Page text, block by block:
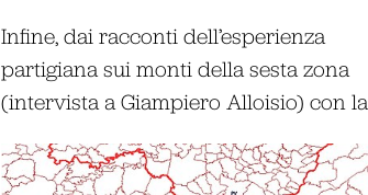
Infine, dai racconti dell’esperienza
partigiana sui monti della sesta zona
(intervista a Giampiero Alloisio) con la